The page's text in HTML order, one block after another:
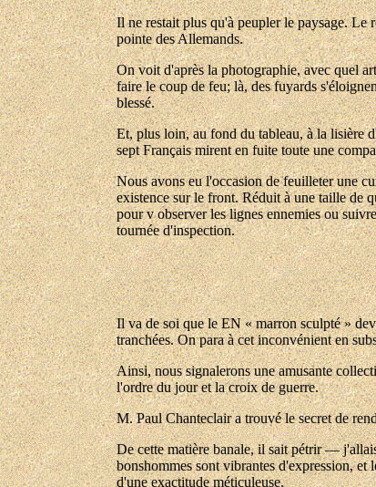
Il ne restait plus qu'à peupler le paysage. Le
pointe des Allemands.
On voit d'après la photographie, avec quel
faire le coup de feu; là, des fuyards
blessé.
Et, plus loin, au fond du tableau, à la lisière
sept Français mirent en fuite toute une
Nous avons eu l'occasion de feuilleter une
existence sur le front. Réduit à une taille de
pour v observer les lignes ennemies ou
tournée d'inspection.
Il va de soi que le EN « marron sculpté »
tranchées. On para à cet inconvénient en
Ainsi, nous signalerons une amusante
l'ordre du jour et la croix de guerre.
M. Paul Chanteclair a trouvé le secret de
De cette matière banale, il sait pétrir —
bonshommes sont vibrantes d'expression,
d'une exactitude méticuleuse.